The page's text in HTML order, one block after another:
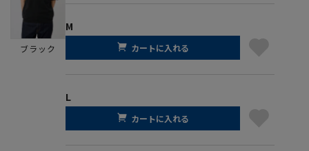
ブラック
M
カートに入れる
L
カートに入れる